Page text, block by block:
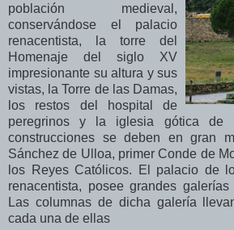
población medieval,
conservándose el palacio
renacentista, la torre del
Homenaje del siglo XV
impresionante su altura y sus
vistas, la Torre de las Damas,
los restos del hospital de
peregrinos y la iglesia gótica de
construcciones se deben en gran
Sánchez de Ulloa, primer Conde de
los Reyes Católicos. El palacio de
renacentista, posee grandes
Las columnas de dicha galería
cada una de ellas